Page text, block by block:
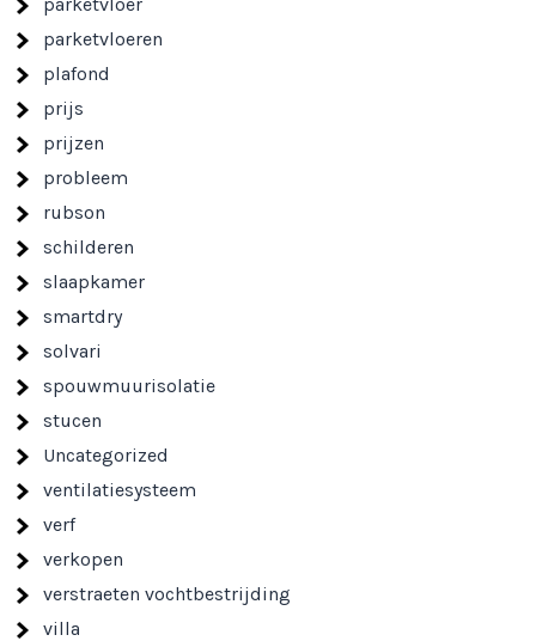
parketvloeren
plafond
prijs
prijzen
probleem
rubson
schilderen
slaapkamer
smartdry
solvari
spouwmuurisolatie
stucen
Uncategorized
ventilatiesysteem
verf
verkopen
verstraeten vochtbestrijding
villa